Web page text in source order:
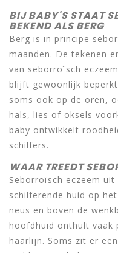
BIJ BABY'S STAAT
BEKEND ALS BERG
Berg is in principe
maanden. De tekenen
van seborroïsch
blijft gewoonlijk
soms ook op de oren,
hals, lies of oksels
baby ontwikkelt
schilfers.
WAAR TREEDT
Seborroïsch eczeem
schilferende huid op
neus en boven de
hoofdhuid onthult vaak
haarlijn. Soms zit er